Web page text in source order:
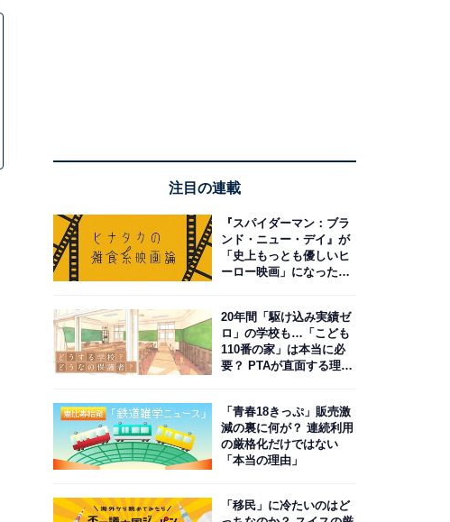
注目の連載
『スパイダーマン：ブラ
ンド・ニュー・デイ』が
「史上もっとも優しいヒ
ーロー映画」になった理
20年間「駆け込み実績ゼ
ロ」の学校も…「こども
110番の家」は本当に必
要？ PTAが直面する理想
「青春18きっぷ」販売激
減の裏に何が？ 連続利用
の厳格化だけではない
「本当の理由」
「移民」に冷たいのはど